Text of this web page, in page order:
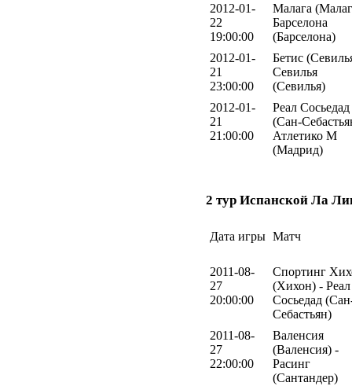
2012-01-
22
19:00:00
Малага
Барселона
(Барселона)
2012-01-
21
23:00:00
Бетис
Севилья
(Севилья)
2012-01-
21
21:00:00
Реал Сосьедад
(Сан-
Атлетико М
(Мадрид)
2 тур Испанской Ла
Дата игры Матч
2011-08-
27
20:00:00
Спортинг
(Хихон) - Реал
Сосьедад
Себастьян)
2011-08-
27
22:00:00
Валенсия
(Валенсия) -
Расинг
(Сантандер)